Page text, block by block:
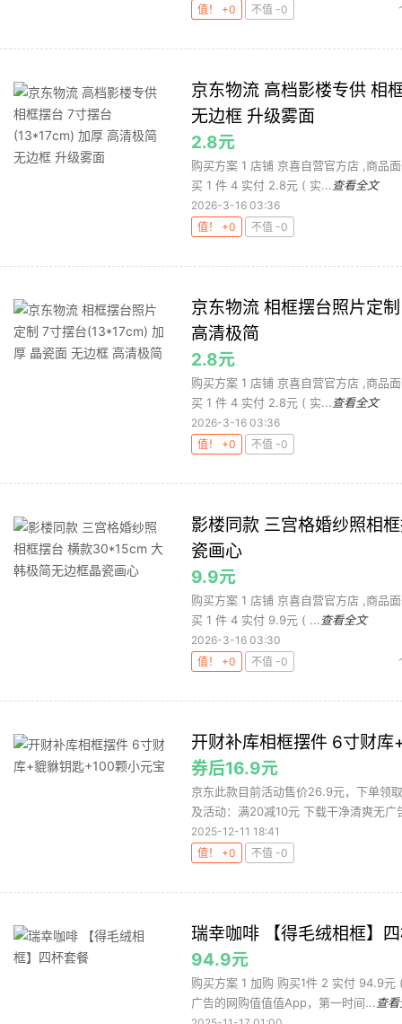
值！ +0
不值 -0
京东物流 高档影楼专供 相
无边框 升级雾面
2.8元
购买方案 1 店铺 京喜自营官方店 ,商品
买 1 件 4 实付 2.8元 ( 实... 查看全文
2026-3-16 03:36
值！ +0
不值 -0
京东物流 相框摆台照片定
高清极简
2.8元
购买方案 1 店铺 京喜自营官方店 ,商品
买 1 件 4 实付 2.8元 ( 实... 查看全文
2026-3-16 03:36
值！ +0
不值 -0
影楼同款 三宫格婚纱照相
瓷画心
9.9元
购买方案 1 店铺 京喜自营官方店 ,商品
买 1 件 4 实付 9.9元 ( ... 查看全文
2026-3-16 03:30
值！ +0
不值 -0
开财补库相框摆件 6寸财
券后16.9元
京东此款目前活动售价26.9元，下单领
及活动：满20减10元 下载干净清爽无广
2025-12-11 18:41
值！ +0
不值 -0
瑞幸咖啡 【得毛绒相框】
94.9元
购买方案 1 加购 购买1件 2 实付 94.9
广告的网购值值值App，第一时间... 查